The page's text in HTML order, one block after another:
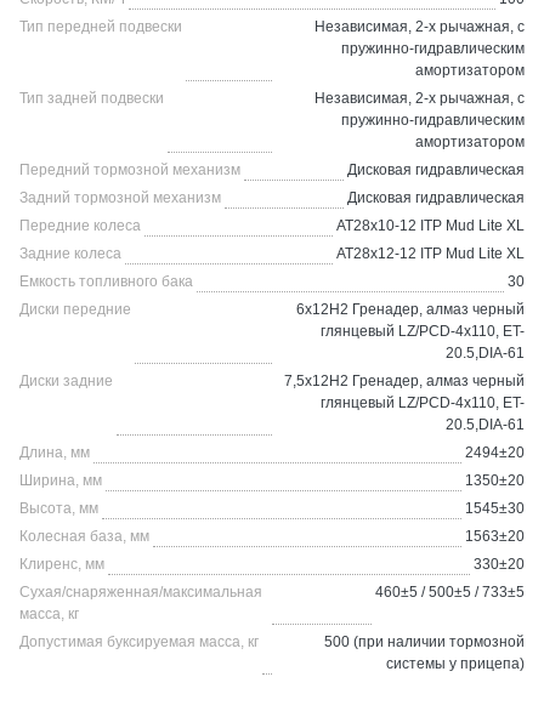
Тип передней подвески
Независимая, 2-х рычажная, с
пружинно-гидравлическим
амортизатором
Тип задней подвески
Независимая, 2-х рычажная, с
пружинно-гидравлическим
амортизатором
Передний тормозной механизм
Дисковая гидравлическая
Задний тормозной механизм
Дисковая гидравлическая
Передние колеса
AT28x10-12 ITP Mud Lite XL
Задние колеса
AT28x12-12 ITP Mud Lite XL
Емкость топливного бака
30
Диски передние
6x12H2 Гренадер, алмаз черный
глянцевый LZ/PCD-4x110, ET-
20.5,DIA-61
Диски задние
7,5x12H2 Гренадер, алмаз черный
глянцевый LZ/PCD-4x110, ET-
20.5,DIA-61
Длина, мм
2494±20
Ширина, мм
1350±20
Высота, мм
1545±30
Колесная база, мм
1563±20
Клиренс, мм
330±20
Сухая/снаряженная/максимальная
масса, кг
460±5 / 500±5 / 733±5
Допустимая буксируемая масса, кг
500 (при наличии тормозной
системы у прицепа)